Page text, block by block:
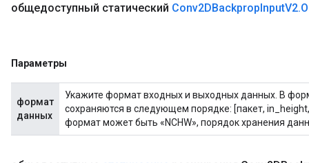
общедоступный статический Conv2DBackpropInputV2.
Параметры
формат
данных
Укажите формат входных и выходных данных. В
сохраняются в следующем порядке: [пакет,
формат может быть «NCHW», порядок хранения